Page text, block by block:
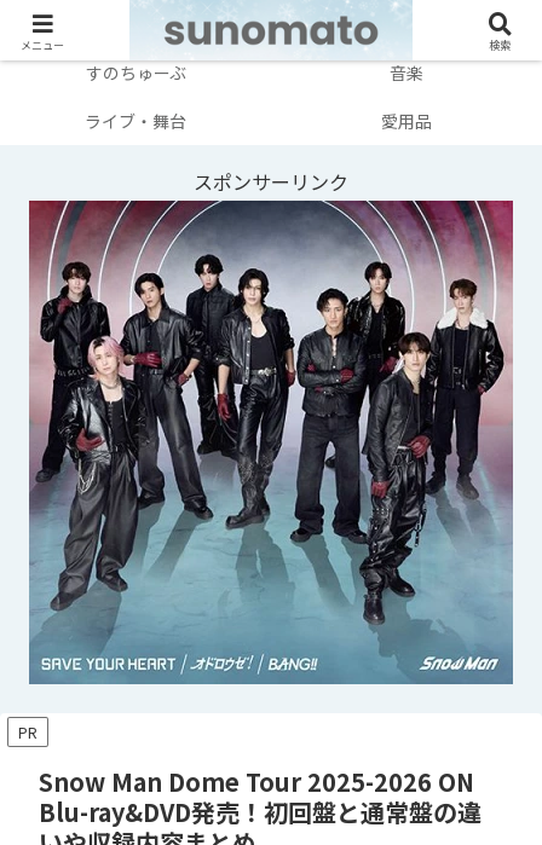
メンバー別
テレビ・映画
すのちゅーぶ
音楽
ライブ・舞台
愛用品
スポンサーリンク
PR
Snow Man Dome Tour 2025-2026 ON
Blu-ray&DVD発売！初回盤と通常盤の違
メニュー 検索